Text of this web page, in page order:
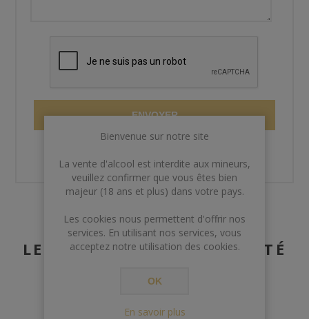
ENVOYER
LES CLIENTS AYANT ACHETÉ
ÉGALEMENT ACHETÉ :
Bienvenue sur notre site
La vente d'alcool est interdite aux mineurs,
veuillez confirmer que vous êtes bien
majeur (18 ans et plus) dans votre pays.
Les cookies nous permettent d'offrir nos
services. En utilisant nos services, vous
acceptez notre utilisation des cookies.
OK
En savoir plus